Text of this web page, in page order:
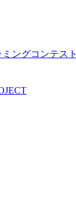
ングコンテスト